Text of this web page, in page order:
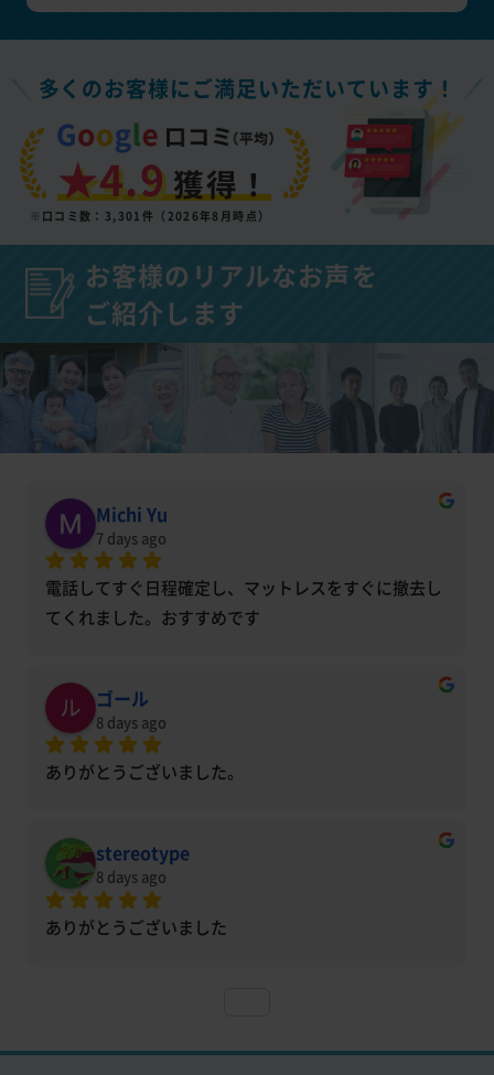
多くのお客様にご満足いただいています！
★4.9獲得！
※口コミ数：3,301件（2026年8月時点）
お客様のリアルなお声を
ご紹介します
Michi Yu
7 days ago
電話してすぐ日程確定し、マットレスをすぐに撤去し
てくれました。おすすめです
ゴール
8 days ago
ありがとうございました。
stereotype
8 days ago
ありがとうございました